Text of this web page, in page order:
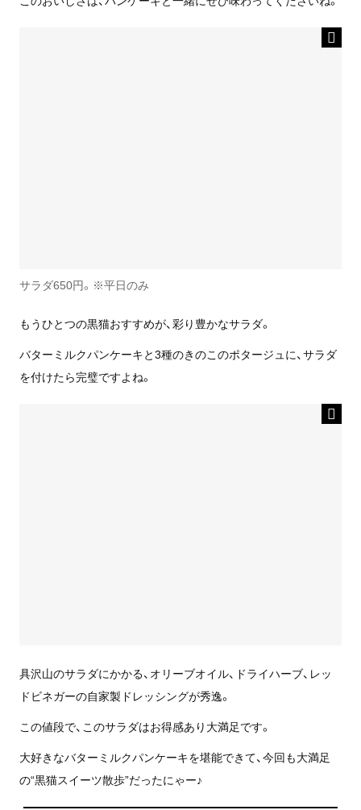
サラダ650円。※平日のみ
もうひとつの黒猫おすすめが、彩り豊かなサラダ。
バターミルクパンケーキと3種のきのこのポタージュに、サラダ
を付けたら完璧ですよね。
具沢山のサラダにかかる、オリーブオイル、ドライハーブ、レッ
ドビネガーの自家製ドレッシングが秀逸。
この値段で、このサラダはお得感あり大満足です。
大好きなバターミルクパンケーキを堪能できて、今回も大満足
の“黒猫スイーツ散歩”だったにゃー♪